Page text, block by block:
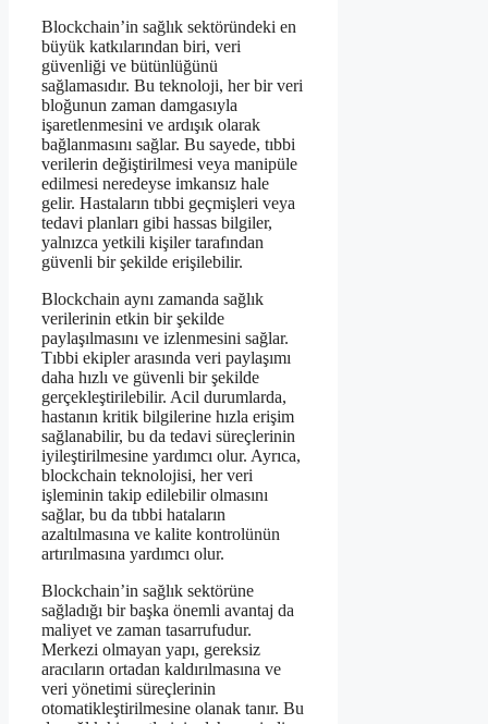
Blockchain’in sağlık sektöründeki en
büyük katkılarından biri, veri
güvenliği ve bütünlüğünü
sağlamasıdır. Bu teknoloji, her bir veri
bloğunun zaman damgasıyla
işaretlenmesini ve ardışık olarak
bağlanmasını sağlar. Bu sayede, tıbbi
verilerin değiştirilmesi veya manipüle
edilmesi neredeyse imkansız hale
gelir. Hastaların tıbbi geçmişleri veya
tedavi planları gibi hassas bilgiler,
yalnızca yetkili kişiler tarafından
güvenli bir şekilde erişilebilir.
Blockchain aynı zamanda sağlık
verilerinin etkin bir şekilde
paylaşılmasını ve izlenmesini sağlar.
Tıbbi ekipler arasında veri paylaşımı
daha hızlı ve güvenli bir şekilde
gerçekleştirilebilir. Acil durumlarda,
hastanın kritik bilgilerine hızla erişim
sağlanabilir, bu da tedavi süreçlerinin
iyileştirilmesine yardımcı olur. Ayrıca,
blockchain teknolojisi, her veri
işleminin takip edilebilir olmasını
sağlar, bu da tıbbi hataların
azaltılmasına ve kalite kontrolünün
artırılmasına yardımcı olur.
Blockchain’in sağlık sektörüne
sağladığı bir başka önemli avantaj da
maliyet ve zaman tasarrufudur.
Merkezi olmayan yapı, gereksiz
aracıların ortadan kaldırılmasına ve
veri yönetimi süreçlerinin
otomatikleştirilmesine olanak tanır. Bu